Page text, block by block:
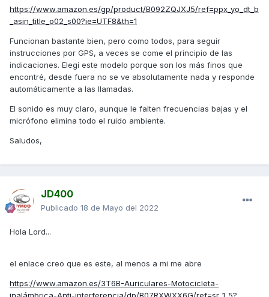
https://www.amazon.es/gp/product/B092ZQJXJ5/ref=ppx_yo_dt_b
_asin_title_o02_s00?ie=UTF8&th=1
Funcionan bastante bien, pero como todos, para seguir
instrucciones por GPS, a veces se come el principio de las
indicaciones. Elegí este modelo porque son los más finos que
encontré, desde fuera no se ve absolutamente nada y responde
automáticamente a las llamadas.
El sonido es muy claro, aunque le falten frecuencias bajas y el
micrófono elimina todo el ruido ambiente.
Saludos,
JD400
Publicado 18 de Mayo del 2022
Hola Lord...
el enlace creo que es este, al menos a mi me abre
https://www.amazon.es/3T6B-Auriculares-Motocicleta-